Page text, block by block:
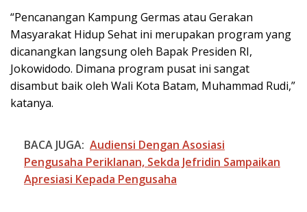
“Pencanangan Kampung Germas atau Gerakan
Masyarakat Hidup Sehat ini merupakan program yang
dicanangkan langsung oleh Bapak Presiden RI,
Jokowidodo. Dimana program pusat ini sangat
disambut baik oleh Wali Kota Batam, Muhammad Rudi,”
katanya.
BACA JUGA: Audiensi Dengan Asosiasi
Pengusaha Periklanan, Sekda Jefridin Sampaikan
Apresiasi Kepada Pengusaha